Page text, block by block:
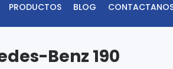
PRODUCTOS BLOG
Benz 190